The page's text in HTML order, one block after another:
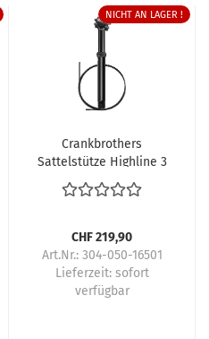
NICHT AN LAGER !
Crankbrothers
Sattelstütze Highline 3
CHF 219,90
Art.Nr.: 304-050-16501
Lieferzeit: sofort
verfügbar